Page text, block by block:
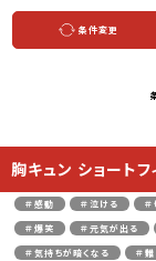
条件変更
胸キュン ショート
＃感動 ＃泣ける
＃爆笑
＃元気が出る
＃気持ちが暗くなる
＃